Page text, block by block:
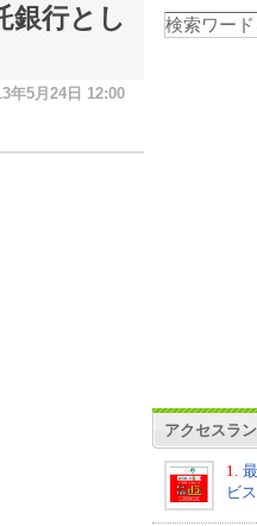
銀行とし
年5月24日 12:00
アクセスラ
1.
ビ